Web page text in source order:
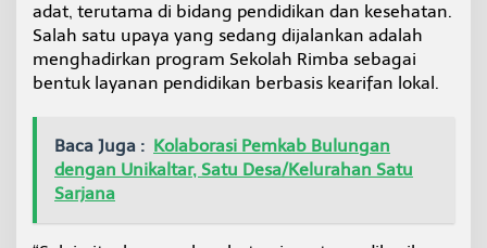
adat, terutama di bidang pendidikan dan kesehatan.
Salah satu upaya yang sedang dijalankan adalah
menghadirkan program Sekolah Rimba sebagai
bentuk layanan pendidikan berbasis kearifan lokal.
Baca Juga : Kolaborasi Pemkab Bulungan
dengan Unikaltar, Satu Desa/Kelurahan Satu
Sarjana